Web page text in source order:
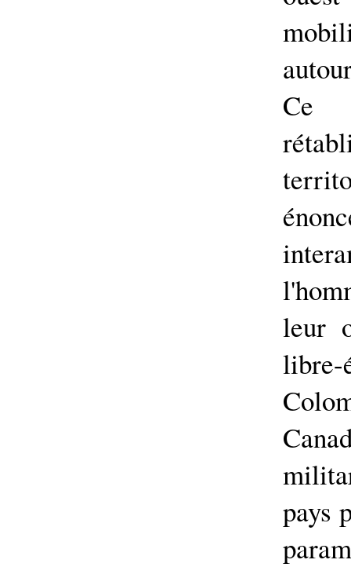
Ce
leur
pays